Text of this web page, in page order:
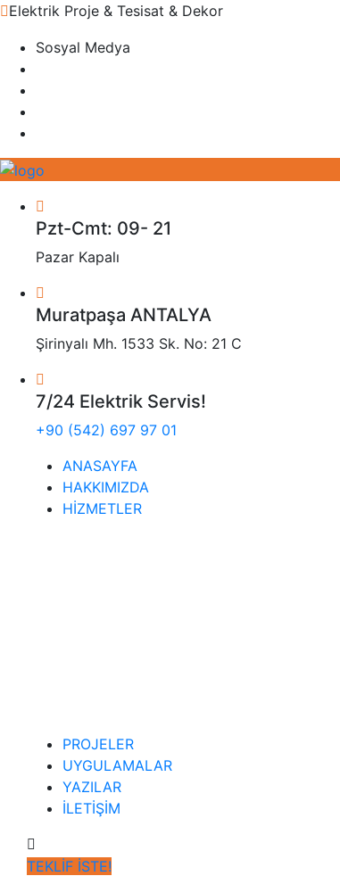
Elektrik Proje & Tesisat & Dekor
Sosyal Medya
Pzt-Cmt: 09- 21
Pazar Kapalı
Muratpaşa ANTALYA
Şirinyalı Mh. 1533 Sk. No: 21 C
7/24 Elektrik Servis!
+90 (542) 697 97 01
ANASAYFA
HAKKIMIZDA
HİZMETLER
PROJELER
UYGULAMALAR
YAZILAR
İLETİŞİM
TEKLİF İSTE!